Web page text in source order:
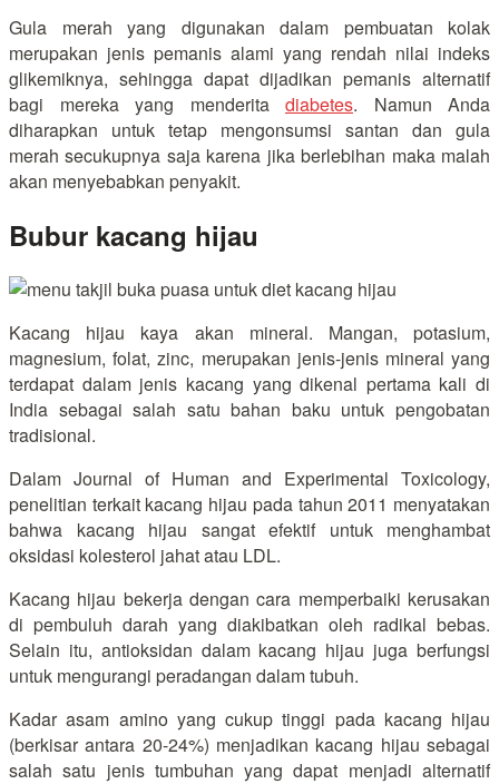
Gula merah yang digunakan dalam pembuatan kolak
merupakan jenis pemanis alami yang rendah nilai indeks
glikemiknya, sehingga dapat dijadikan pemanis alternatif
bagi mereka yang menderita diabetes. Namun Anda
diharapkan untuk tetap mengonsumsi santan dan gula
merah secukupnya saja karena jika berlebihan maka malah
akan menyebabkan penyakit.
Bubur kacang hijau
Kacang hijau kaya akan mineral. Mangan, potasium,
magnesium, folat, zinc, merupakan jenis-jenis mineral yang
terdapat dalam jenis kacang yang dikenal pertama kali di
India sebagai salah satu bahan baku untuk pengobatan
tradisional.
Dalam Journal of Human and Experimental Toxicology,
penelitian terkait kacang hijau pada tahun 2011 menyatakan
bahwa kacang hijau sangat efektif untuk menghambat
oksidasi kolesterol jahat atau LDL.
Kacang hijau bekerja dengan cara memperbaiki kerusakan
di pembuluh darah yang diakibatkan oleh radikal bebas.
Selain itu, antioksidan dalam kacang hijau juga berfungsi
untuk mengurangi peradangan dalam tubuh.
Kadar asam amino yang cukup tinggi pada kacang hijau
(berkisar antara 20-24%) menjadikan kacang hijau sebagai
salah satu jenis tumbuhan yang dapat menjadi alternatif